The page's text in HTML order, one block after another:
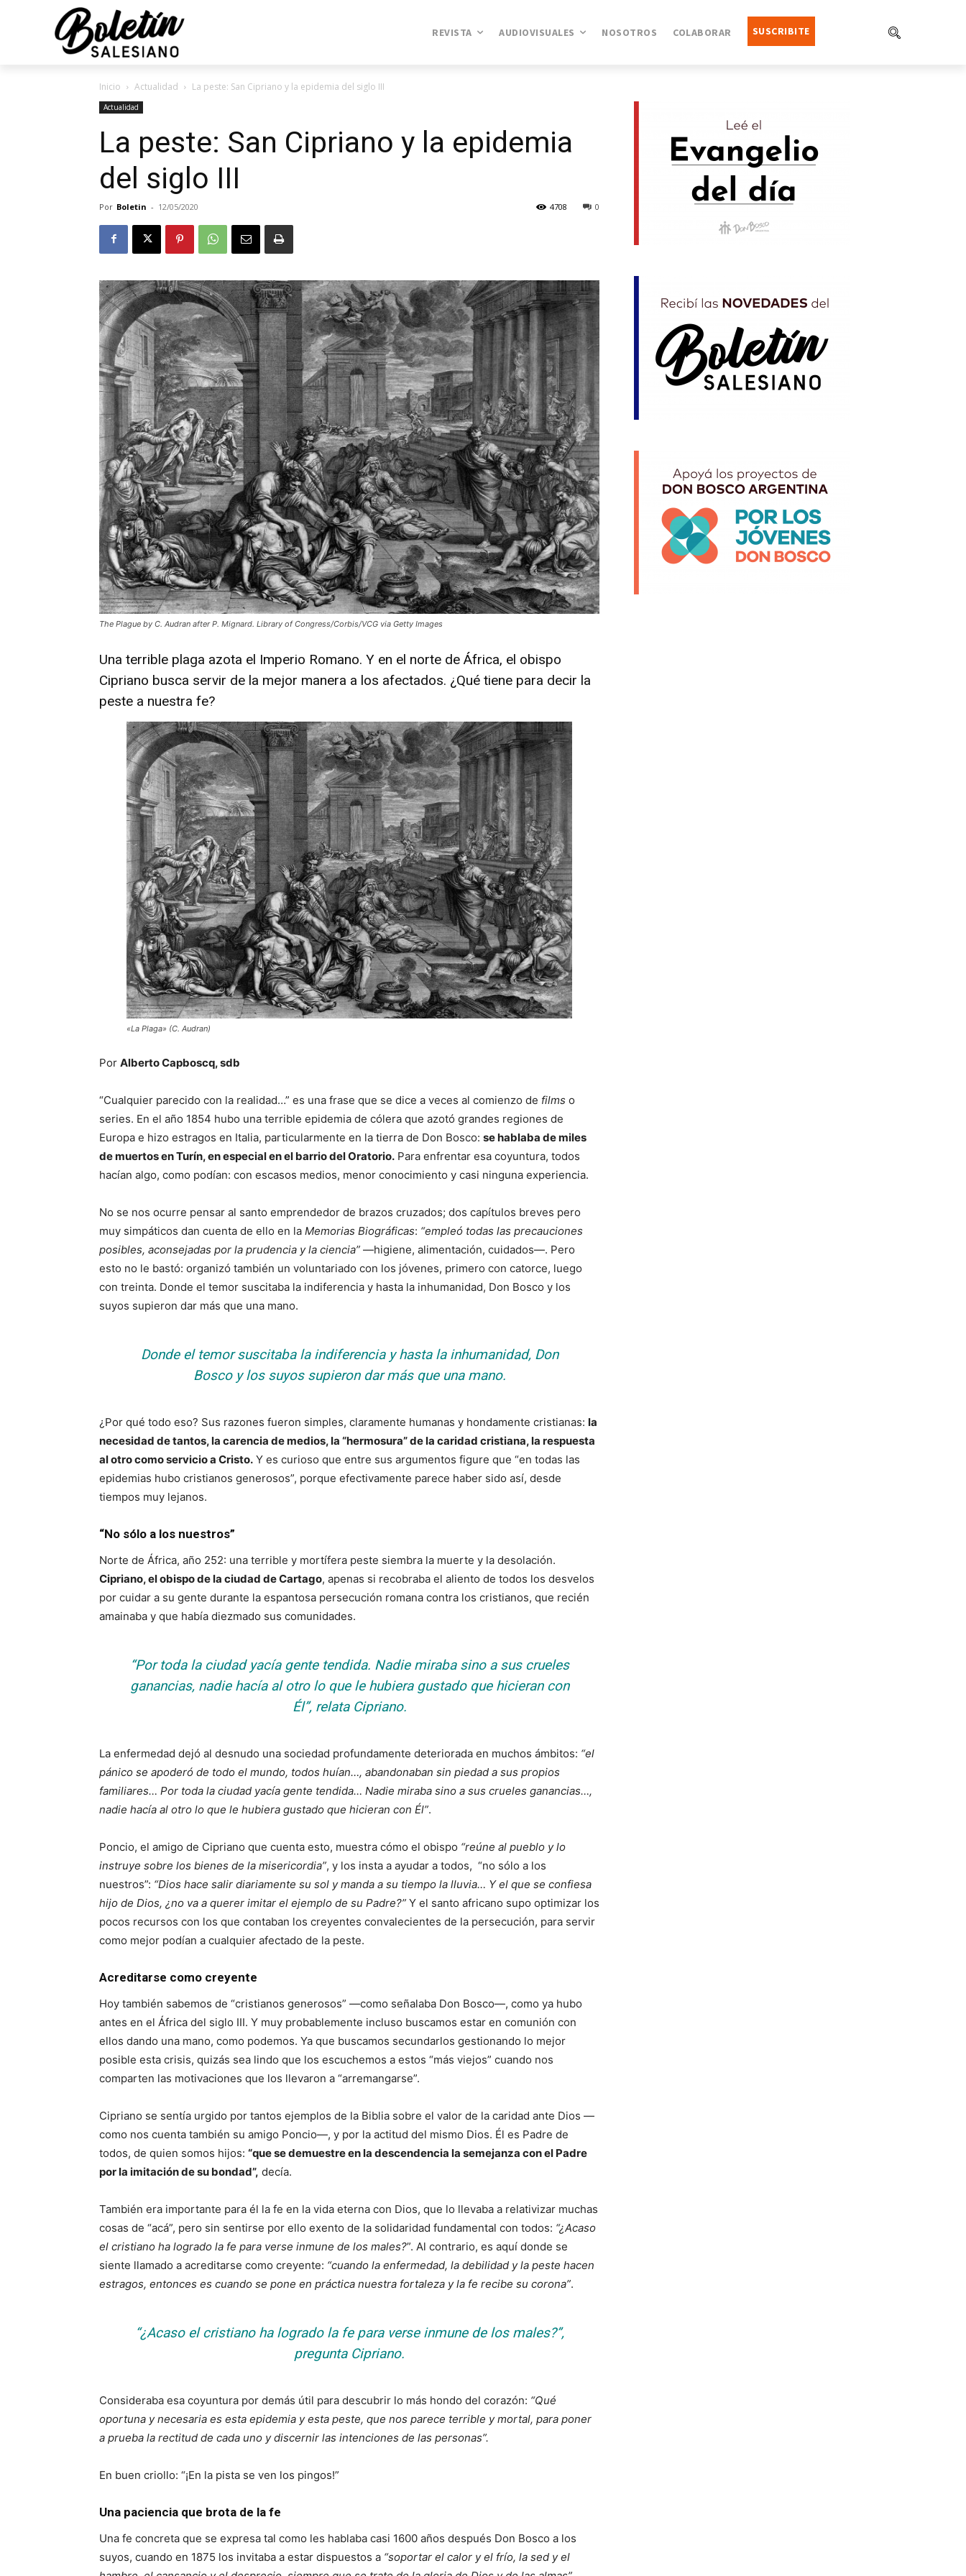
REVISTA AUDIOVISUALES NOSOTROS COLABORAR SUSCRIBITE
Inicio Actualidad La peste: San Cipriano y la epidemia del siglo III
Actualidad
La peste: San Cipriano y la epidemia
del siglo III
Por Boletin - 12/05/2020 0
4708
The Plague by C. Audran after P. Mignard. Library of Congress/Corbis/VCG via Getty Images
Una terrible plaga azota el Imperio Romano. Y en el norte de África, el obispo
Cipriano busca servir de la mejor manera a los afectados. ¿Qué tiene para decir la
peste a nuestra fe?
«La Plaga» (C. Audran)
Por Alberto Capboscq, sdb
“Cualquier parecido con la realidad…” es una frase que se dice a veces al comienzo de films o
series. En el año 1854 hubo una terrible epidemia de cólera que azotó grandes regiones de
Europa e hizo estragos en Italia, particularmente en la tierra de Don Bosco: se hablaba de miles
de muertos en Turín, en especial en el barrio del Oratorio. Para enfrentar esa coyuntura, todos
hacían algo, como podían: con escasos medios, menor conocimiento y casi ninguna experiencia.
No se nos ocurre pensar al santo emprendedor de brazos cruzados; dos capítulos breves pero
muy simpáticos dan cuenta de ello en la Memorias Biográficas: “empleó todas las precauciones
posibles, aconsejadas por la prudencia y la ciencia” —higiene, alimentación, cuidados—. Pero
esto no le bastó: organizó también un voluntariado con los jóvenes, primero con catorce, luego
con treinta. Donde el temor suscitaba la indiferencia y hasta la inhumanidad, Don Bosco y los
suyos supieron dar más que una mano.
Donde el temor suscitaba la indiferencia y hasta la inhumanidad, Don
Bosco y los suyos supieron dar más que una mano.
¿Por qué todo eso? Sus razones fueron simples, claramente humanas y hondamente cristianas: la
necesidad de tantos, la carencia de medios, la “hermosura” de la caridad cristiana, la respuesta
al otro como servicio a Cristo. Y es curioso que entre sus argumentos figure que “en todas las
epidemias hubo cristianos generosos”, porque efectivamente parece haber sido así, desde
tiempos muy lejanos.
“No sólo a los nuestros”
Norte de África, año 252: una terrible y mortífera peste siembra la muerte y la desolación.
Cipriano, el obispo de la ciudad de Cartago, apenas si recobraba el aliento de todos los desvelos
por cuidar a su gente durante la espantosa persecución romana contra los cristianos, que recién
amainaba y que había diezmado sus comunidades.
“Por toda la ciudad yacía gente tendida. Nadie miraba sino a sus crueles
ganancias, nadie hacía al otro lo que le hubiera gustado que hicieran con
Él”, relata Cipriano.
La enfermedad dejó al desnudo una sociedad profundamente deteriorada en muchos ámbitos: “el
pánico se apoderó de todo el mundo, todos huían…, abandonaban sin piedad a sus propios
familiares… Por toda la ciudad yacía gente tendida… Nadie miraba sino a sus crueles ganancias…,
nadie hacía al otro lo que le hubiera gustado que hicieran con Él”.
Poncio, el amigo de Cipriano que cuenta esto, muestra cómo el obispo “reúne al pueblo y lo
instruye sobre los bienes de la misericordia”, y los insta a ayudar a todos, “no sólo a los
nuestros”: “Dios hace salir diariamente su sol y manda a su tiempo la lluvia… Y el que se confiesa
hijo de Dios, ¿no va a querer imitar el ejemplo de su Padre?” Y el santo africano supo optimizar los
pocos recursos con los que contaban los creyentes convalecientes de la persecución, para servir
como mejor podían a cualquier afectado de la peste.
Acreditarse como creyente
Hoy también sabemos de “cristianos generosos” —como señalaba Don Bosco—, como ya hubo
antes en el África del siglo III. Y muy probablemente incluso buscamos estar en comunión con
ellos dando una mano, como podemos. Ya que buscamos secundarlos gestionando lo mejor
posible esta crisis, quizás sea lindo que los escuchemos a estos “más viejos” cuando nos
comparten las motivaciones que los llevaron a “arremangarse”.
Cipriano se sentía urgido por tantos ejemplos de la Biblia sobre el valor de la caridad ante Dios —
como nos cuenta también su amigo Poncio—, y por la actitud del mismo Dios. Él es Padre de
todos, de quien somos hijos: “que se demuestre en la descendencia la semejanza con el Padre
por la imitación de su bondad”, decía.
También era importante para él la fe en la vida eterna con Dios, que lo llevaba a relativizar muchas
cosas de “acá”, pero sin sentirse por ello exento de la solidaridad fundamental con todos: “¿Acaso
el cristiano ha logrado la fe para verse inmune de los males?”. Al contrario, es aquí donde se
siente llamado a acreditarse como creyente: “cuando la enfermedad, la debilidad y la peste hacen
estragos, entonces es cuando se pone en práctica nuestra fortaleza y la fe recibe su corona”.
“¿Acaso el cristiano ha logrado la fe para verse inmune de los males?”,
pregunta Cipriano.
Consideraba esa coyuntura por demás útil para descubrir lo más hondo del corazón: “Qué
oportuna y necesaria es esta epidemia y esta peste, que nos parece terrible y mortal, para poner
a prueba la rectitud de cada uno y discernir las intenciones de las personas”.
En buen criollo: “¡En la pista se ven los pingos!”
Una paciencia que brota de la fe
Una fe concreta que se expresa tal como les hablaba casi 1600 años después Don Bosco a los
suyos, cuando en 1875 los invitaba a estar dispuestos a “soportar el calor y el frío, la sed y el